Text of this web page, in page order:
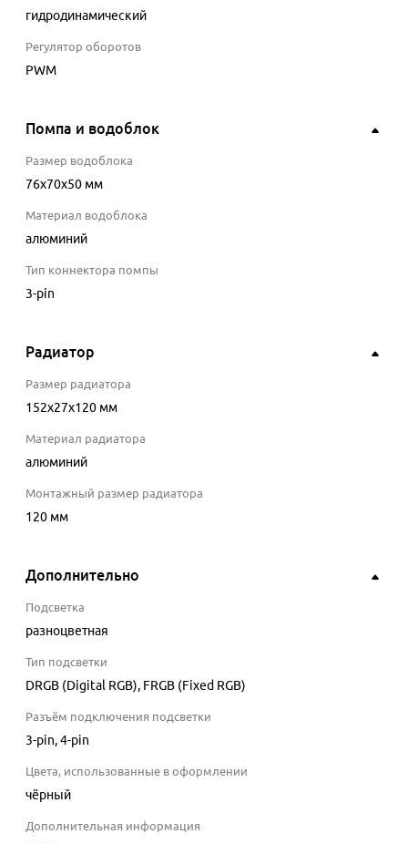
гидродинамический
Регулятор оборотов
PWM
Помпа и водоблок
Размер водоблока
76x70x50 мм
Материал водоблока
алюминий
Тип коннектора помпы
3-pin
Радиатор
Размер радиатора
152x27x120 мм
Материал радиатора
алюминий
Монтажный размер радиатора
120 мм
Дополнительно
Подсветка
разноцветная
Тип подсветки
DRGB (Digital RGB), FRGB (Fixed RGB)
Разъём подключения подсветки
3-pin, 4-pin
Цвета, использованные в оформлении
чёрный
Дополнительная информация